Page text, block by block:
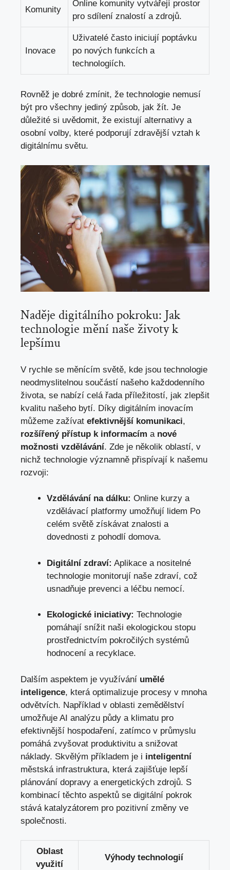
Komunity
Online komunity vytvářejí prostor
pro sdílení znalostí a zdrojů.
Inovace
Uživatelé často iniciují poptávku
po nových funkcích a
technologiích.
Rovněž je dobré zmínit, že technologie nemusí
být pro všechny jediný způsob, jak žít. Je
důležité si uvědomit, že existují alternativy a
osobní volby, které podporují zdravější vztah k
digitálnímu světu.
Naděje digitálního pokroku: Jak
technologie mění naše životy k
lepšímu
V rychle se měnícím světě, kde jsou technologie
neodmyslitelnou součástí našeho každodenního
života, se nabízí celá řada příležitostí, jak zlepšit
kvalitu našeho bytí. Díky digitálním inovacím
můžeme zažívat efektivnější komunikaci,
rozšířený přístup k informacím a nové
možnosti vzdělávání. Zde je několik oblastí, v
nichž technologie významně přispívají k našemu
rozvoji:
Vzdělávání na dálku: Online kurzy a
vzdělávací platformy umožňují lidem Po
celém světě získávat znalosti a
dovednosti z pohodlí domova.
Digitální zdraví: Aplikace a nositelné
technologie monitorují naše zdraví, což
usnadňuje prevenci a léčbu nemocí.
Ekologické iniciativy: Technologie
pomáhají snížit naši ekologickou stopu
prostřednictvím pokročilých systémů
hodnocení a recyklace.
Dalším aspektem je využívání umělé
inteligence, která optimalizuje procesy v mnoha
odvětvích. Například v oblasti zemědělství
umožňuje AI analýzu půdy a klimatu pro
efektivnější hospodaření, zatímco v průmyslu
pomáhá zvyšovat produktivitu a snižovat
náklady. Skvělým příkladem je i inteligentní
městská infrastruktura, která zajišťuje lepší
plánování dopravy a energetických zdrojů. S
kombinací těchto aspektů se digitální pokrok
stává katalyzátorem pro pozitivní změny ve
společnosti.
Oblast
využití
Výhody technologií